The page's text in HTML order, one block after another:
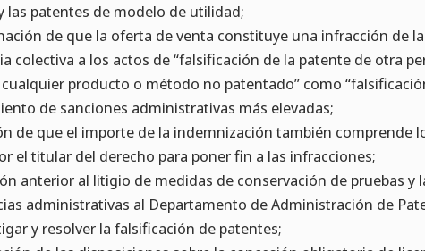
las patentes de modelo de utilidad;
de que la oferta de venta constituye una infracción de
colectiva a los actos de “falsificación de la patente de otra
producto o método no patentado” como
de sanciones administrativas más elevadas;
de que el importe de la indemnización también comprende
el titular del derecho para poner fin a las infracciones;
anterior al litigio de medidas de conservación de pruebas y
administrativas al Departamento de Administración de
y resolver la falsificación de patentes;